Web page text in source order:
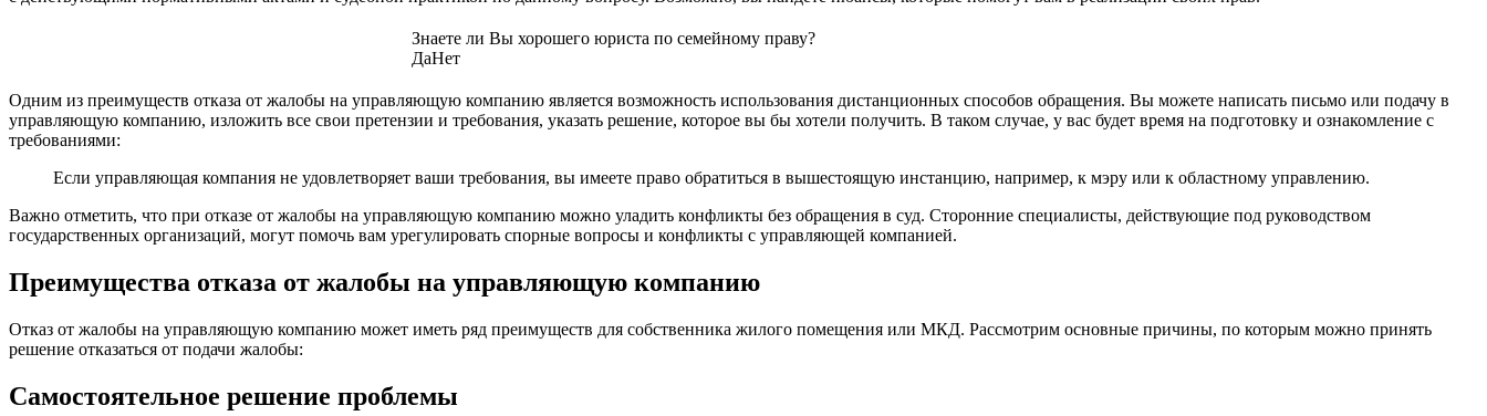
Знаете ли Вы хорошего юриста по семейному праву?
ДаНет
Одним из преимуществ отказа от жалобы на управляющую компанию является возможность использования дистанционных способов обращения. Вы можете написать письмо или подачу в
управляющую компанию, изложить все свои претензии и требования, указать решение, которое вы бы хотели получить. В таком случае, у вас будет время на подготовку и ознакомление с
требованиями:
Если управляющая компания не удовлетворяет ваши требования, вы имеете право обратиться в вышестоящую инстанцию, например, к мэру или к областному управлению.
Важно отметить, что при отказе от жалобы на управляющую компанию можно уладить конфликты без обращения в суд. Сторонние специалисты, действующие под руководством
государственных организаций, могут помочь вам урегулировать спорные вопросы и конфликты с управляющей компанией.
Преимущества отказа от жалобы на управляющую компанию
Отказ от жалобы на управляющую компанию может иметь ряд преимуществ для собственника жилого помещения или МКД. Рассмотрим основные причины, по которым можно принять
решение отказаться от подачи жалобы:
Самостоятельное решение проблемы